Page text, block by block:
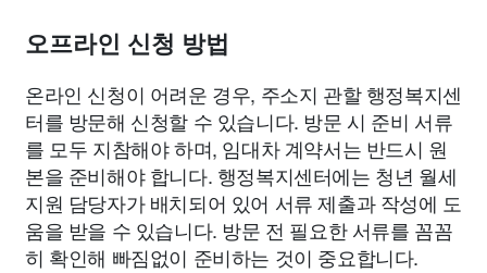
오프라인 신청 방법
온라인 신청이 어려운 경우, 주소지 관할 행정복지센
터를 방문해 신청할 수 있습니다. 방문 시 준비 서류
를 모두 지참해야 하며, 임대차 계약서는 반드시 원
본을 준비해야 합니다. 행정복지센터에는 청년 월세
지원 담당자가 배치되어 있어 서류 제출과 작성에 도
움을 받을 수 있습니다. 방문 전 필요한 서류를 꼼꼼
히 확인해 빠짐없이 준비하는 것이 중요합니다.